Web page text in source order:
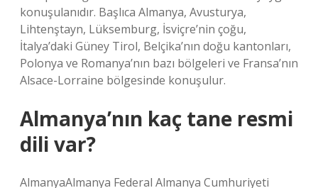
konuşulanıdır. Başlıca Almanya, Avusturya,
Lihtenştayn, Lüksemburg, İsviçre’nin çoğu,
İtalya’daki Güney Tirol, Belçika’nın doğu kantonları,
Polonya ve Romanya’nın bazı bölgeleri ve Fransa’nın
Alsace-Lorraine bölgesinde konuşulur.
Almanya’nın kaç tane resmi
dili var?
AlmanyaAlmanya Federal Almanya Cumhuriyeti